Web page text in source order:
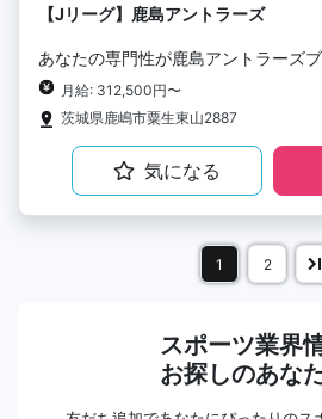
【Jリーグ】鹿島アントラーズ
あなたの専門性が鹿島アントラーズ
月給: 312,500円〜
茨城県鹿嶋市粟生東山2887
気になる
1 2
スポーツ業界
お探しのあな